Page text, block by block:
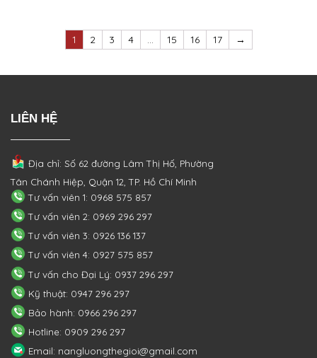
1 2 3 4 … 15 16 17 →
LIÊN HỆ
Địa chỉ: Số 62 đường Lâm Thị Hố, Phường
Tân Chánh Hiệp, Quận 12, TP. Hồ Chí Minh
Tư vấn viên 1: 0968 575 857
Tư vấn viên 2: 0969 296 297
Tư vấn viên 3: 0926 136 137
Tư vấn viên 4: 0927 575 857
Tư vấn cho Đại Lý: 0937 296 297
Kỹ thuật: 0947 296 297
Bảo hành: 0966 296 297
Hotline: 0909 296 297
Email: nangluongthegioi@gmail.com